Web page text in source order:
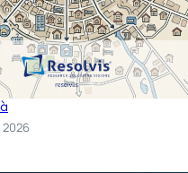
Trasforma Ospitalità in
2026